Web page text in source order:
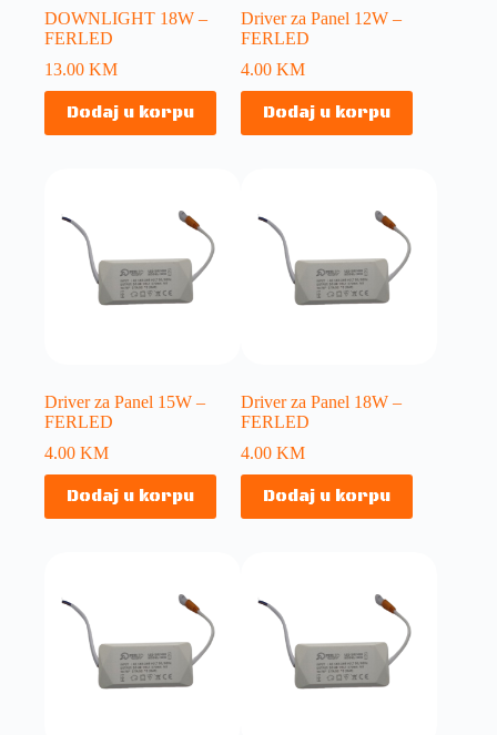
DOWNLIGHT 18W –
FERLED
13.00 KM
Dodaj u korpu
Driver za Panel 12W –
FERLED
4.00KM
Dodaj u korpu
Driver za Panel 15W –
FERLED
4.00 KM
Dodaj u korpu
Driver za Panel 18W –
FERLED
4.00KM
Dodaj u korpu